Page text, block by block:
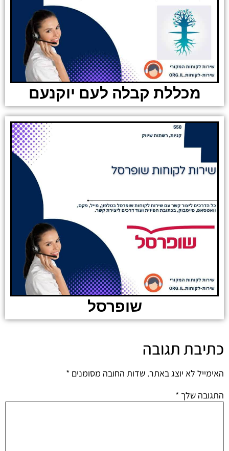
מכללת קבלה לעם יוקנעם
שופרסל
כתיבת תגובה
האימייל לא יוצג באתר. שדות החובה מסומנים *
התגובה שלך *